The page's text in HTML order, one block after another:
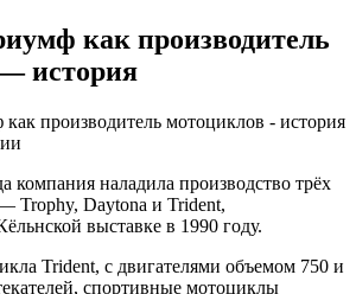
как производитель
история
компания наладила производство трёх
Trophy, Daytona и Trident,
выставке в 1990 году.
Trident, с двигателями объемом 750 и
спортивные мотоциклы